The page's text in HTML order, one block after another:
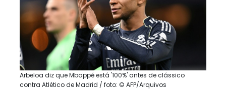
Arbeloa diz que Mbappé está '100%' antes de clássico
contra Atlético de Madrid / foto: © AFP/Arquivos